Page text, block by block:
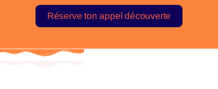
Réserve ton appel découverte